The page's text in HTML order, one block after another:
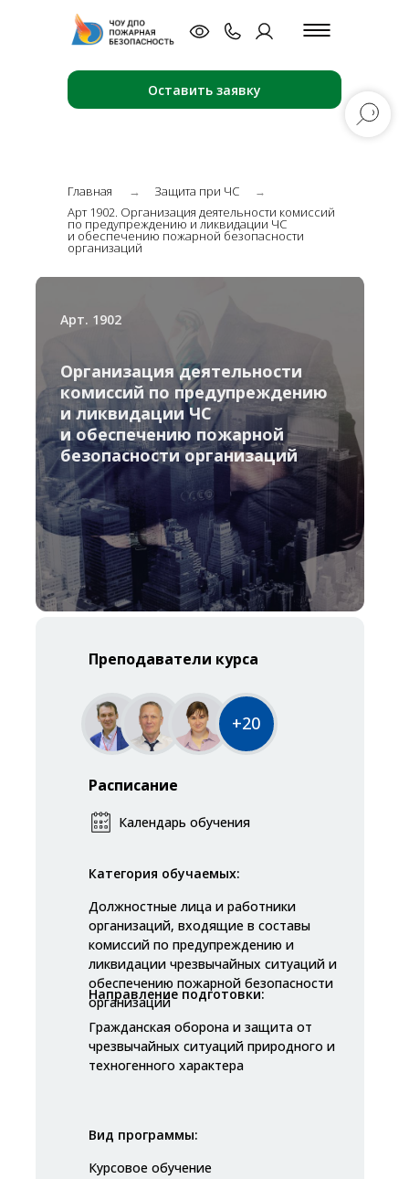
Оставить заявку
Главная Защита при ЧС →
→
Арт 1902. Организация деятельности комиссий
по предупреждению и ликвидации ЧС
и обеспечению пожарной безопасности
организаций
Расписание
Организация деятельности
комиссий по предупреждению
и ликвидации ЧС
и обеспечению пожарной
безопасности организаций
Календарь обучения
Арт. 1902
Курсовое обучение
Вид программы:
Должностные лица и работники
организаций, входящие в составы
комиссий по предупреждению и
ликвидации чрезвычайных ситуаций и
обеспечению пожарной безопасности
организаций
Категория обучаемых:
Направление подготовки:
Гражданская оборона и защита от
чрезвычайных ситуаций природного и
техногенного характера
+20
Преподаватели курса